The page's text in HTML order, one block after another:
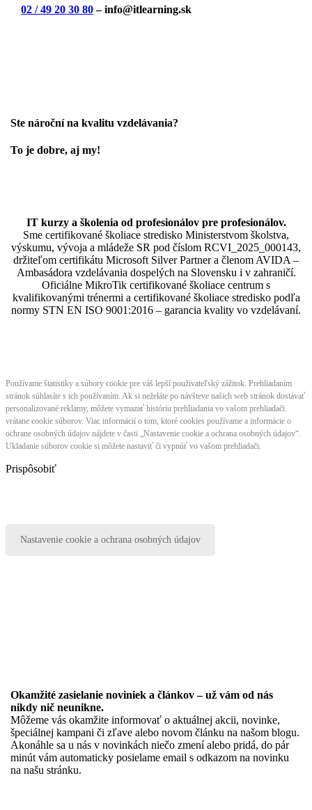
02 / 49 20 30 80– info@itlearning.sk
Ste nároční na kvalitu vzdelávania?
To je dobre, aj my!
IT kurzy a školenia od profesionálov pre profesionálov.
Sme certifikované školiace stredisko Ministerstvom školstva,
výskumu, vývoja a mládeže SR pod číslom RCVI_2025_000143,
držiteľom certifikátu Microsoft Silver Partner a členom AVIDA –
Ambasádora vzdelávania dospelých na Slovensku i v zahraničí.​​​​​​​​​​​​​​​​
Oficiálne MikroTik certifikované školiace centrum s
kvalifikovanými trénermi ​​​​​​​​​​a certifikované školiace stredisko podľa
normy STN EN ISO 9001:2016 – garancia kvality vo vzdelávaní.
Používame štatistiky a súbory cookie pre váš lepší používateľský zážitok. Prehliadaním
stránok súhlasíte s ich používaním. Ak si neželáte po návšteve našich web stránok dostávať
personalizované reklamy, môžete vymazať históriu prehliadania vo vašom prehliadači
vrátane cookie súborov. Viac informácií o tom, ktoré cookies používame a informácie o
ochrane osobných údajov nájdete v časti „Nastavenie cookie a ochrana osobných údajov“.
Ukladanie súborov cookie si môžete nastaviť či vypnúť vo vašom prehliadači.
Prispôsobiť
Nastavenie cookie a ochrana osobných údajov
Okamžité zasielanie noviniek a článkov – už vám od nás
nikdy nič neunikne.
Môžeme vás okamžite informovať o aktuálnej akcii, novinke,
špeciálnej kampani či zľave alebo novom článku na našom blogu.
Akonáhle sa u nás v novinkách niečo zmení alebo pridá, do pár
minút vám automaticky posielame email s odkazom na novinku
na našu stránku.